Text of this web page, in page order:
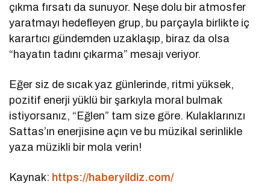
çıkma fırsatı da sunuyor. Neşe dolu bir atmosfer
yaratmayı hedefleyen grup, bu parçayla birlikte iç
karartıcı gündemden uzaklaşıp, biraz da olsa
“hayatın tadını çıkarma” mesajı veriyor.
Eğer siz de sıcak yaz günlerinde, ritmi yüksek,
pozitif enerji yüklü bir şarkıyla moral bulmak
istiyorsanız, “Eğlen” tam size göre. Kulaklarınızı
Sattas’ın enerjisine açın ve bu müzikal serinlikle
yaza müzikli bir mola verin!
Kaynak: https://haberyildiz.com/